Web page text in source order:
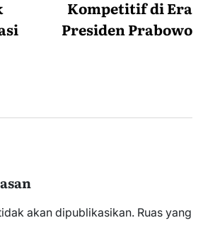
Kompetitif di Era
Presiden Prabowo
akan dipublikasikan. Ruas yang